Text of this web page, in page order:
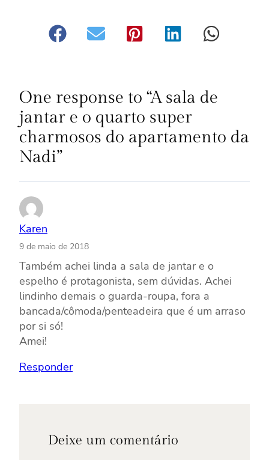
One response to “A sala de
jantar e o quarto super
charmosos do apartamento da
Nadi”
Karen
9 de maio de 2018
Também achei linda a sala de jantar e o
espelho é protagonista, sem dúvidas. Achei
lindinho demais o guarda-roupa, fora a
bancada/cômoda/penteadeira que é um arraso
por si só!
Amei!
Responder
Deixe um comentário